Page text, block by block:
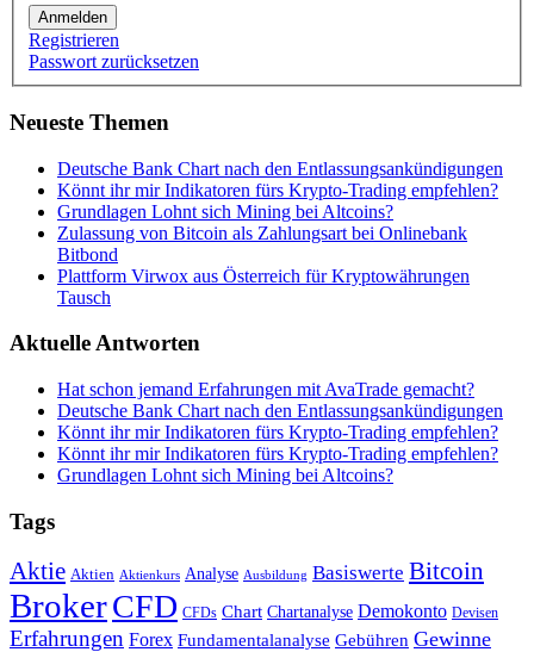
Anmelden
Registrieren
Passwort zurücksetzen
Neueste Themen
Deutsche Bank Chart nach den Entlassungsankündigungen
Könnt ihr mir Indikatoren fürs Krypto-Trading empfehlen?
Grundlagen Lohnt sich Mining bei Altcoins?
Zulassung von Bitcoin als Zahlungsart bei Onlinebank
Bitbond
Plattform Virwox aus Österreich für Kryptowährungen
Tausch
Aktuelle Antworten
Hat schon jemand Erfahrungen mit AvaTrade gemacht?
Deutsche Bank Chart nach den Entlassungsankündigungen
Könnt ihr mir Indikatoren fürs Krypto-Trading empfehlen?
Könnt ihr mir Indikatoren fürs Krypto-Trading empfehlen?
Grundlagen Lohnt sich Mining bei Altcoins?
Tags
Aktie Aktien Aktienkurs Analyse Ausbildung Basiswerte Bitcoin
BrokerCFD CFDs Chart Chartanalyse Demokonto Devisen
Erfahrungen Forex Fundamentalanalyse Gebühren Gewinne